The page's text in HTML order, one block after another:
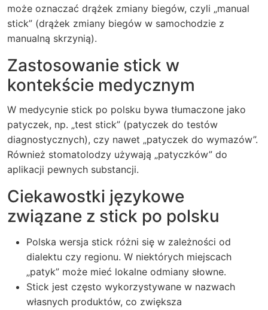
może oznaczać drążek zmiany biegów, czyli „manual
stick” (drążek zmiany biegów w samochodzie z
manualną skrzynią).
Zastosowanie stick w
kontekście medycznym
W medycynie stick po polsku bywa tłumaczone jako
patyczek, np. „test stick” (patyczek do testów
diagnostycznych), czy nawet „patyczek do wymazów”.
Również stomatolodzy używają „patyczków” do
aplikacji pewnych substancji.
Ciekawostki językowe
związane z stick po polsku
Polska wersja stick różni się w zależności od
dialektu czy regionu. W niektórych miejscach
„patyk” może mieć lokalne odmiany słowne.
Stick jest często wykorzystywane w nazwach
własnych produktów, co zwiększa